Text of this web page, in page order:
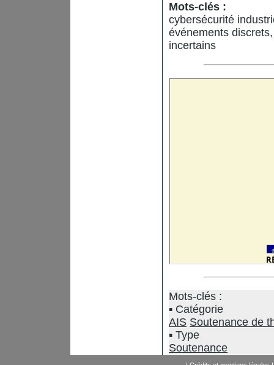
Mots-clés :
cybersécurité
événements
incertains
Mots-clés :
Catégorie
AIS Soutenance de
Type
Soutenance